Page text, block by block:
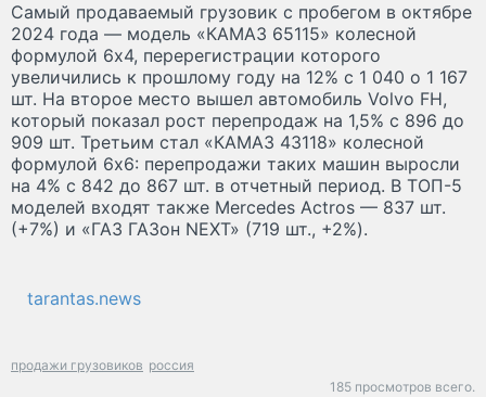
Самый продаваемый грузовик с пробегом в октябре
2024 года — модель «КАМАЗ 65115» колесной
формулой 6x4, перерегистрации которого
увеличились к прошлому году на 12% с 1 040 о 1 167
шт. На второе место вышел автомобиль Volvo FH,
который показал рост перепродаж на 1,5% с 896 до
909 шт. Третьим стал «КАМАЗ 43118» колесной
формулой 6x6: перепродажи таких машин выросли
на 4% с 842 до 867 шт. в отчетный период. В ТОП-5
моделей входят также Mercedes Actros — 837 шт.
(+7%) и «ГАЗ ГАЗон NEXT» (719 шт., +2%).
tarantas.news
продажи грузовиков россия
185 просмотров всего.